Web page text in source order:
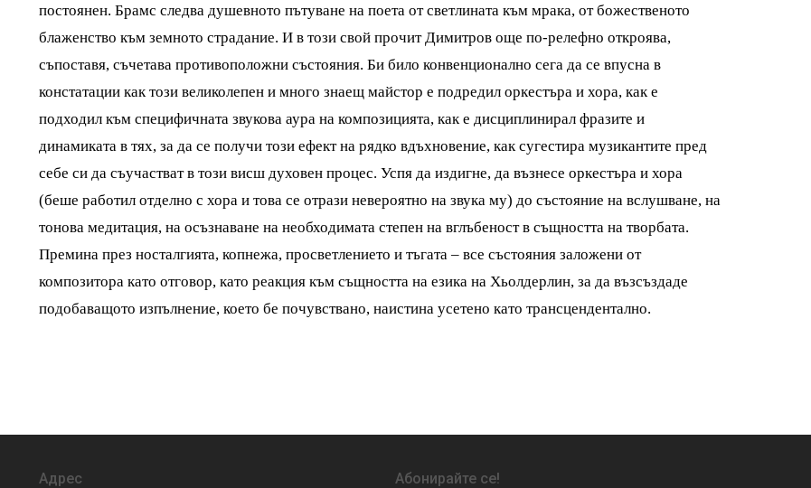
постоянен. Брамс следва душевното пътуване на поета от светлината към мрака, от божественото
блаженство към земното страдание. И в този свой прочит Димитров още по-релефно откроява,
съпоставя, съчетава противоположни състояния. Би било конвенционално сега да се впусна в
констатации как този великолепен и много знаещ майстор е подредил оркестъра и хора, как е
подходил към специфичната звукова аура на композицията, как е дисциплинирал фразите и
динамиката в тях, за да се получи този ефект на рядко вдъхновение, как сугестира музикантите пред
себе си да съучастват в този висш духовен процес. Успя да издигне, да възнесе оркестъра и хора
(беше работил отделно с хора и това се отрази невероятно на звука му) до състояние на вслушване, на
тонова медитация, на осъзнаване на необходимата степен на вглъбеност в същността на творбата.
Премина през носталгията, копнежа, просветлението и тъгата – все състояния заложени от
композитора като отговор, като реакция към същността на езика на Хьолдерлин, за да възсъздаде
подобаващото изпълнение, което бе почувствано, наистина усетено като трансцендентално.
Адрес Абонирайте се!